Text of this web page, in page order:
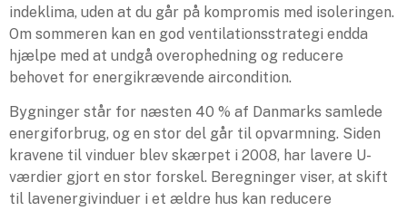
indeklima, uden at du går på kompromis med isoleringen.
Om sommeren kan en god ventilationsstrategi endda
hjælpe med at undgå overophedning og reducere
behovet for energikrævende aircondition.
Bygninger står for næsten 40 % af Danmarks samlede
energiforbrug, og en stor del går til opvarmning. Siden
kravene til vinduer blev skærpet i 2008, har lavere U-
værdier gjort en stor forskel. Beregninger viser, at skift
til lavenergivinduer i et ældre hus kan reducere